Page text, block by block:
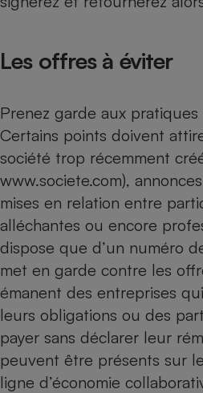
Les offres à éviter
Prenez garde aux
Certains points doivent
société trop récemment
www.societe.com),
mises en relation entre
alléchantes ou encore
dispose que d’un numéro
met en garde contre les
émanent des entreprises
leurs obligations ou des
payer sans déclarer leur
peuvent être présents sur
ligne d’économie